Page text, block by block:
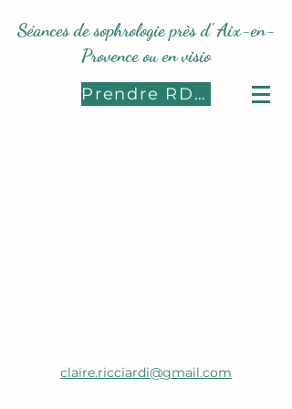
Séances de sophrologie près d' Aix-en-
Provence ou en visio
Prendre RDV
claire.ricciardi@gmail.com